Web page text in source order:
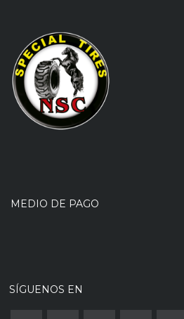
MEDIO DE PAGO
SÍGUENOS EN